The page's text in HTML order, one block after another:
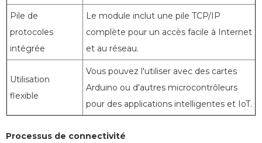
Pile de
protocoles
intégrée
Le module inclut une pile TCP/IP
complète pour un accès facile à Internet
et au réseau.
Utilisation
flexible
Vous pouvez l'utiliser avec des cartes
Arduino ou d'autres microcontrôleurs
pour des applications intelligentes et IoT.
Processus de connectivité